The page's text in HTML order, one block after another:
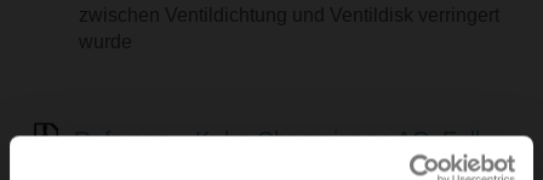
zwischen Ventildichtung und Ventildisk verringert
wurde
Referenz – Kuhn Champignon AG, Full-
(pdf - 1.58 MB)